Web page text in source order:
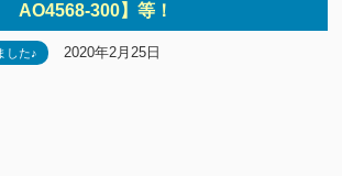
AO4568-300】等！
した♪ 2020年2月25日